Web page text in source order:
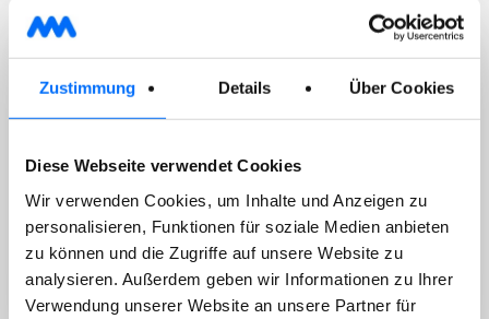
Zustimmung Details Über Cookies
Diese Webseite verwendet Cookies
Wir verwenden Cookies, um Inhalte und Anzeigen zu
personalisieren, Funktionen für soziale Medien anbieten
zu können und die Zugriffe auf unsere Website zu
analysieren. Außerdem geben wir Informationen zu Ihrer
Verwendung unserer Website an unsere Partner für
29/07/2026
Hausabfällen
Sehr geehrter Kunde, wir machen darauf aufmerksam,
dass die nächste mobile Sammlung von gefährlichen
Hausabfällen…